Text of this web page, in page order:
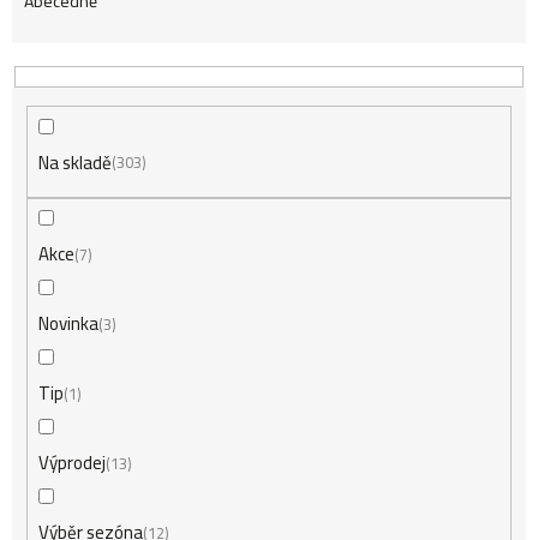
a
z
eNa skladě 303
Akce 7
Novinka3
Tip 1
Výprodej 13
Výběr sezóna 12